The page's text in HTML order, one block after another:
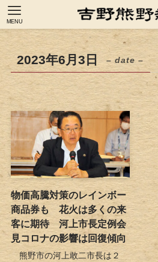
MENU
2023年6月3日 – date –
物価高騰対策のレインボー
商品券も 花火は多くの来
客に期待 河上市長定例会
見コロナの影響は回復傾向
熊野市の河上敢二市長は２